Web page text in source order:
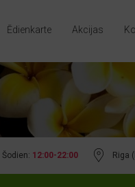
Ēdienkarte Akcijas
Šodien: 12:00-22:00 Riga